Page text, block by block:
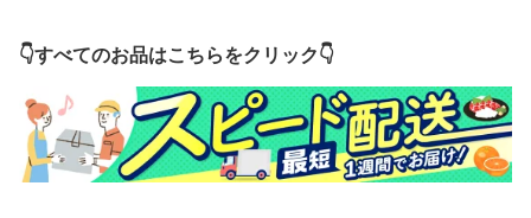
👇すべてのお品はこちらをクリック👇